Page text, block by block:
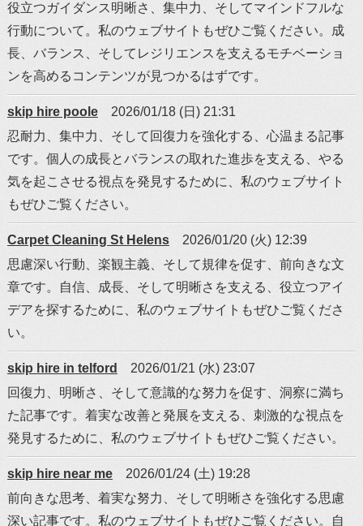
役立つガイダンス明晰さ、集中力、そしてマインドフルな
行動について。私のウェブサイトもぜひご覧ください。成
長、バランス、そしてレジリエンスを支えるモチベーショ
ンを高めるコンテンツが見つかるはずです。
skip hire poole
2026/01/18 (日) 21:31
忍耐力、集中力、そして回復力を強化する、心温まる記事
です。個人の成長とバランスの取れた進歩を支える、やる
気を起こさせる視点を発見するために、私のウェブサイト
もぜひご覧ください。
Carpet Cleaning St Helens
2026/01/20 (火) 12:39
思慮深い行動、楽観主義、そして規律を促す、前向きな文
章です。自信、成長、そして明晰さを支える、役立つアイ
デアを探するために、私のウェブサイトもぜひご覧くださ
い。
skip hire in telford
2026/01/21 (水) 23:07
回復力、明晰さ、そして意識的な努力を促す、洞察に満ち
た記事です。着実な改善と発展を支える、刺激的な視点を
発見するために、私のウェブサイトもぜひご覧ください。
skip hire near me
2026/01/24 (土) 19:28
前向きな思考、着実な努力、そして明晰さを強化する思慮
深い記事です。私のウェブサイトもぜひご覧ください。自